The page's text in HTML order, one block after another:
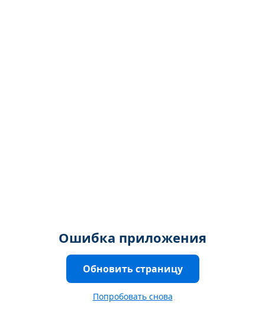
Ошибка приложения
Обновить страницу
Попробовать снова